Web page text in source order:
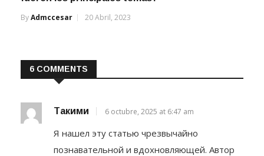
ByAdmccesar 20 Abril, 2023
6 COMMENTS
Такими 6 octubre, 2025 at 6:47 am
Я нашел эту статью чрезвычайно
познавательной и вдохновляющей. Автор